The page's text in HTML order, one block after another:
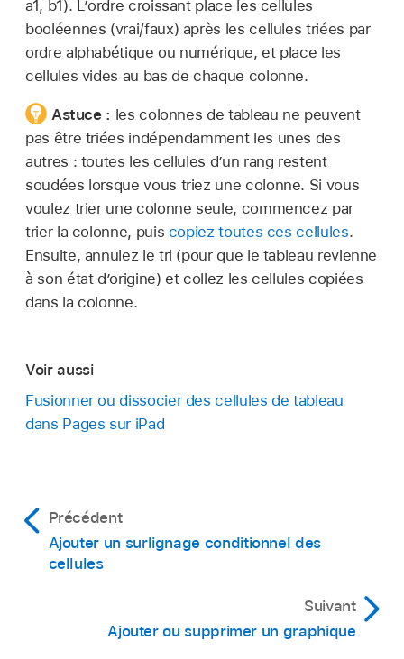
a1, b1). L’ordre croissant place les cellules
booléennes (vrai/faux) après les cellules triées par
ordre alphabétique ou numérique, et place les
cellules vides au bas de chaque colonne.
Astuce : les colonnes de tableau ne peuvent
pas être triées indépendamment les unes des
autres : toutes les cellules d’un rang restent
soudées lorsque vous triez une colonne. Si vous
voulez trier une colonne seule, commencez par
trier la colonne, puis copiez toutes ces cellules.
Ensuite, annulez le tri (pour que le tableau revienne
à son état d’origine) et collez les cellules copiées
dans la colonne.
Voir aussi
Fusionner ou dissocier des cellules de tableau
dans Pages sur iPad
Précédent
Ajouter un surlignage conditionnel des
cellules
Suivant
Ajouter ou supprimer un graphique